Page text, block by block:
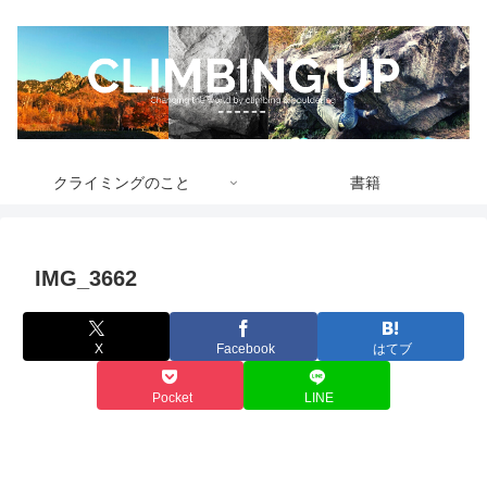
クライミングのこと 書籍
IMG_3662
X Facebook はてブ
Pocket LINE